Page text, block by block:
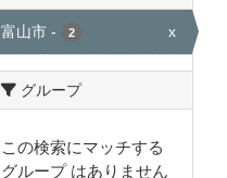
富山市 - 2 x
グループ
この検索にマッチする
グループ はありません